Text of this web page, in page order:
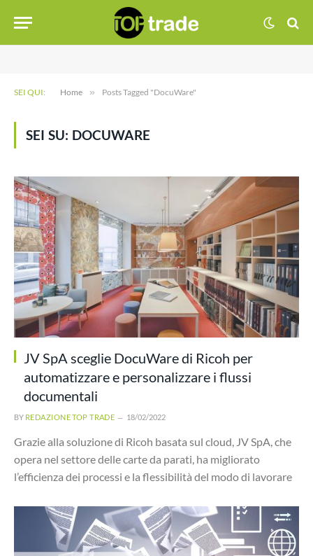
SEI QUI: Home » Posts Tagged "DocuWare"
SEI SU: DOCUWARE
JV SpA sceglie DocuWare di Ricoh per
automatizzare e personalizzare i flussi
documentali
BY REDAZIONE TOP TRADE 18/02/2022
Grazie alla soluzione di Ricoh basata sul cloud, JV SpA, che
opera nel settore delle carte da parati, ha migliorato
l’efficienza dei processi e la flessibilità del modo di lavorare